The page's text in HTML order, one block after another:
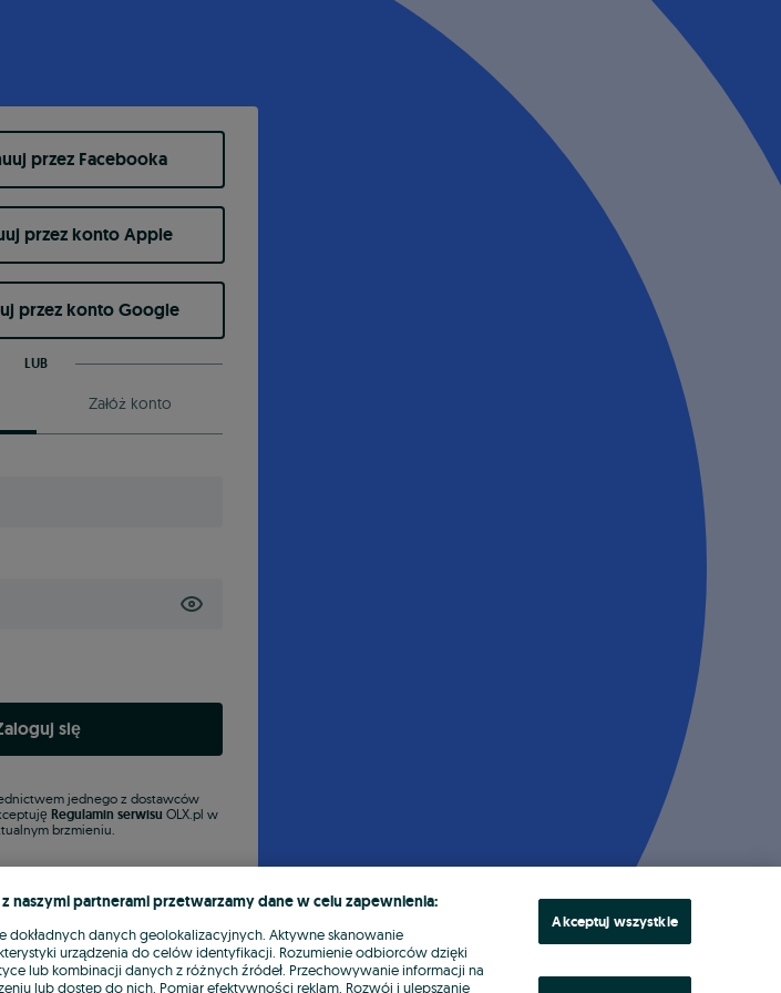
przez Facebooka
przez konto Apple
przez konto Google
LUB
Załóż konto
się
jednego z dostawców
Regulamin serwisu OLX.pl w
brzmieniu.
naszymi partnerami przetwarzamy dane w celu zapewnienia:
dokładnych danych geolokalizacyjnych. Aktywne skanowanie
urządzenia do celów identyfikacji. Rozumienie odbiorców dzięki
lub kombinacji danych z różnych źródeł. Przechowywanie informacji na
lub dostęp do nich. Pomiar efektywności reklam. Rozwój i ulepszanie
Akceptuj wszystkie